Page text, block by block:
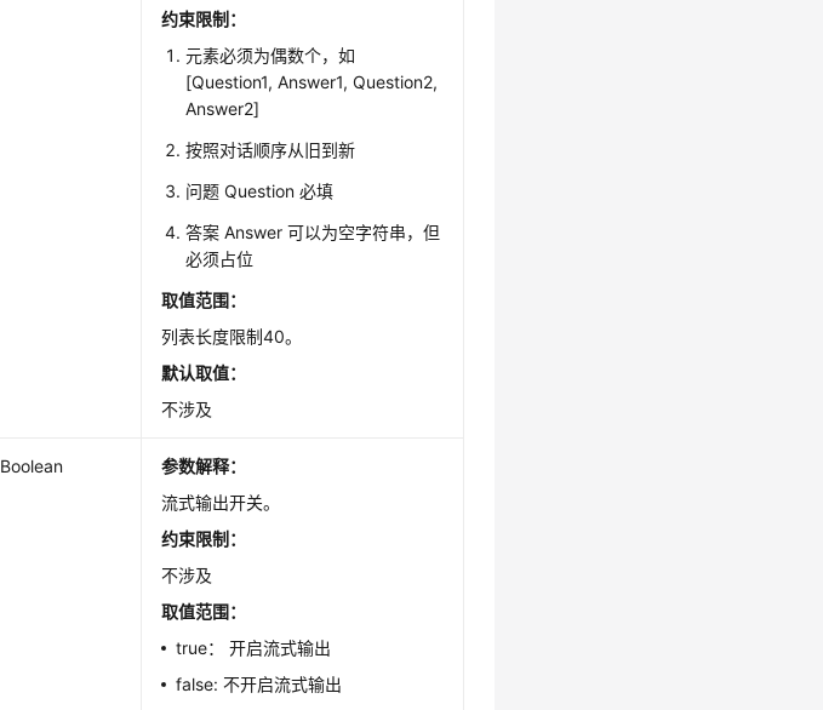
约束限制：
元素必须为偶数个，如
[Question1, Answer1, Question2,
Answer2]
按照对话顺序从旧到新
问题 Question 必填
答案 Answer 可以为空字符串，但
必须占位
取值范围：
列表长度限制40。
默认取值：
不涉及
Boolean
参数解释：
流式输出开关。
约束限制：
不涉及
取值范围：
true： 开启流式输出
false: 不开启流式输出